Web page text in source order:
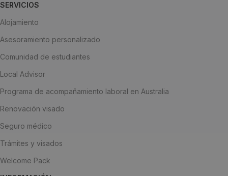
SERVICIOS
Alojamiento
Asesoramiento personalizado
Comunidad de estudiantes
Local Advisor
Programa de acompañamiento laboral en Australia
Renovación visado
Seguro médico
Trámites y visados
Welcome Pack